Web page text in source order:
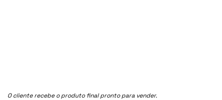
O cliente recebe o produto final pronto para vender.